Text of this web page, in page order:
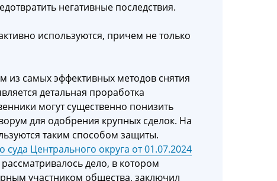
негативные последствия.
используются, причем не только
из самых эффективных методов снятия
детальная проработка
могут существенно понизить
для одобрения крупных сделок. На
таким способом защиты.
Центрального округа от 01.07.2024
рассматривалось дело, в котором
участником общества, заключил